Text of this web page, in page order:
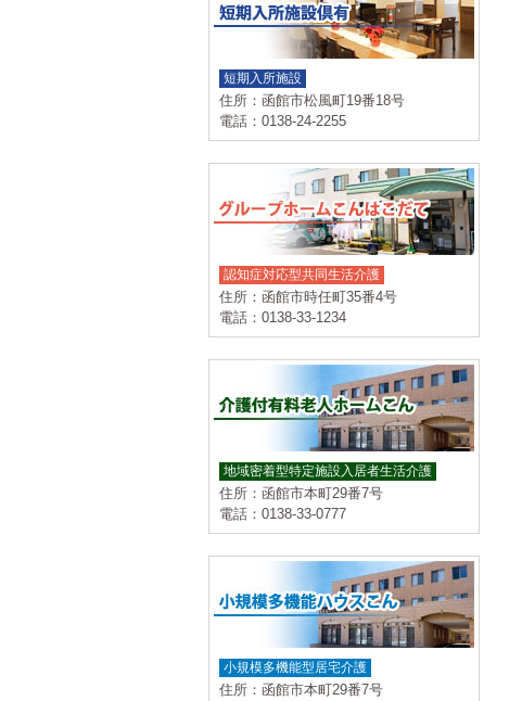
短期入所施設
住所：函館市松風町19番18号
電話：0138-24-2255
認知症対応型共同生活介護
住所：函館市時任町35番4号
電話：0138-33-1234
地域密着型特定施設入居者生活介護
住所：函館市本町29番7号
電話：0138-33-0777
小規模多機能型居宅介護
住所：函館市本町29番7号